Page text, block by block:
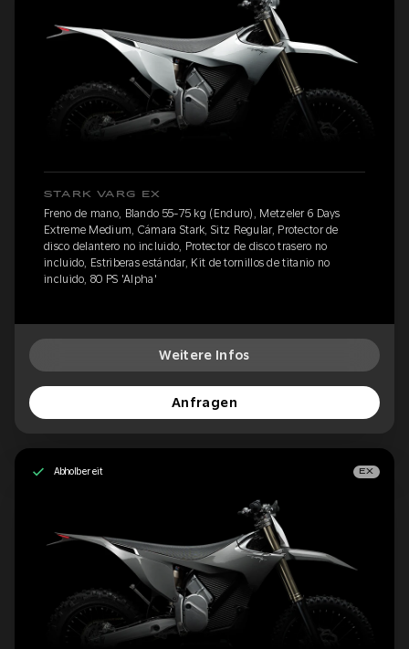
STARK VARG EX
Freno de mano, Blando 55-75 kg (Enduro), Metzeler 6 Days
Extreme Medium, Cámara Stark, Sitz Regular, Protector de
disco delantero no incluido, Protector de disco trasero no
incluido, Estriberas estándar, Kit de tornillos de titanio no
incluido, 80 PS 'Alpha'
Weitere Infos
Anfragen
Abholbereit EX